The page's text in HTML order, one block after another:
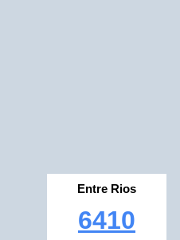
Entre Rios
6410